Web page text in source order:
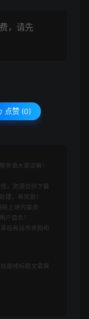
，请先
点赞 (0)
务请大家谅解！
，资源仅供下载
理，有奖励！
上述内容资
户自负！
后有站币奖励和
部纯标题文章展